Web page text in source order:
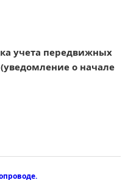
учета передвижных
о начале